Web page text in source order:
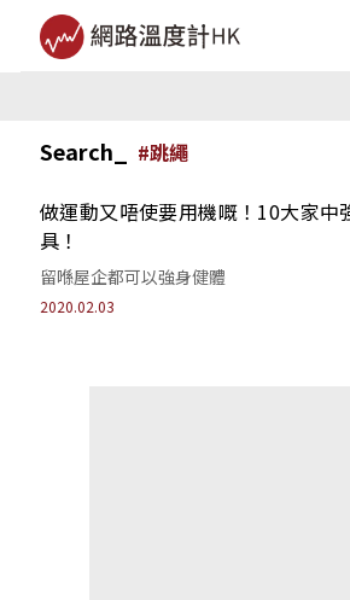
Search_ #跳繩
做運動又唔使要用機嘅！10大家中
具！
留喺屋企都可以強身健體
2020.02.03